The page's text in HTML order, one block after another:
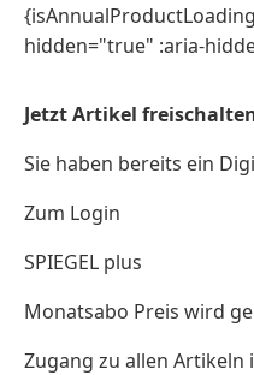
hidden="true" :aria-
Jetzt Artikel
Sie haben bereits ein
Zum Login
SPIEGEL plus
Monatsabo Preis wird
Zugang zu allen Artikeln